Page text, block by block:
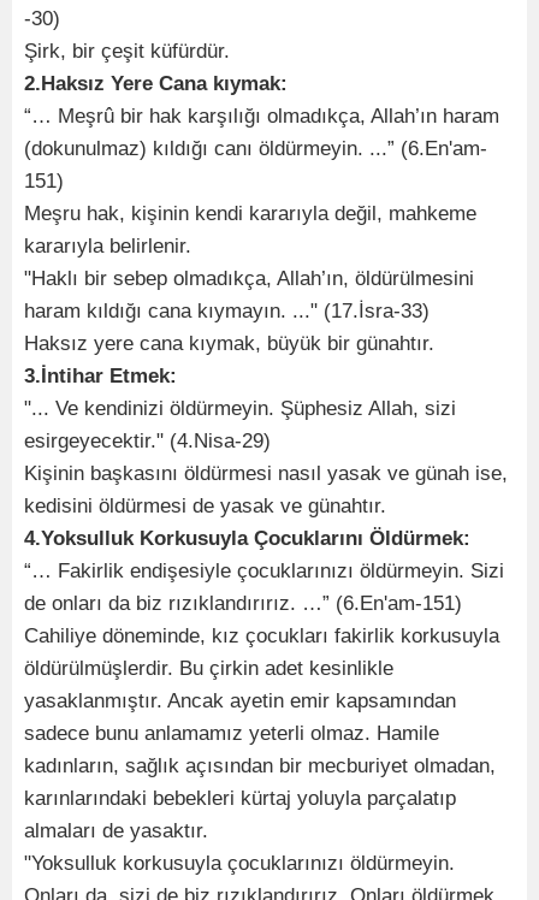
-30)
Şirk, bir çeşit küfürdür.
2.Haksız Yere Cana kıymak:
“… Meşrû bir hak karşılığı olmadıkça, Allah’ın haram
(dokunulmaz) kıldığı canı öldürmeyin. ...” (6.En'am-
151)
Meşru hak, kişinin kendi kararıyla değil, mahkeme
kararıyla belirlenir.
"Haklı bir sebep olmadıkça, Allah’ın, öldürülmesini
haram kıldığı cana kıymayın. ..." (17.İsra-33)
Haksız yere cana kıymak, büyük bir günahtır.
3.İntihar Etmek:
"... Ve kendinizi öldürmeyin. Şüphesiz Allah, sizi
esirgeyecektir." (4.Nisa-29)
Kişinin başkasını öldürmesi nasıl yasak ve günah ise,
kedisini öldürmesi de yasak ve günahtır.
4.Yoksulluk Korkusuyla Çocuklarını Öldürmek:
“… Fakirlik endişesiyle çocuklarınızı öldürmeyin. Sizi
de onları da biz rızıklandırırız. …” (6.En'am-151)
Cahiliye döneminde, kız çocukları fakirlik korkusuyla
öldürülmüşlerdir. Bu çirkin adet kesinlikle
yasaklanmıştır. Ancak ayetin emir kapsamından
sadece bunu anlamamız yeterli olmaz. Hamile
kadınların, sağlık açısından bir mecburiyet olmadan,
karınlarındaki bebekleri kürtaj yoluyla parçalatıp
almaları de yasaktır.
"Yoksulluk korkusuyla çocuklarınızı öldürmeyin.